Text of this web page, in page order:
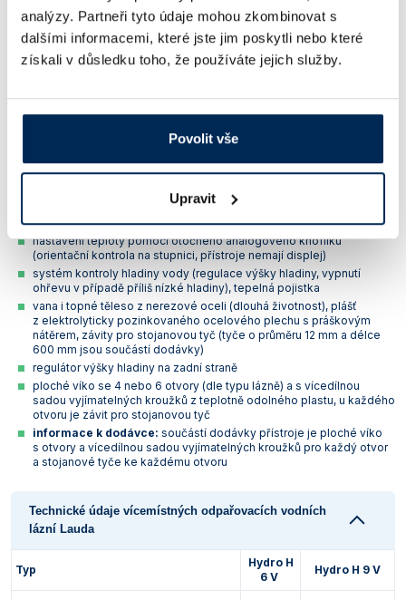
analýzy. Partneři tyto údaje mohou zkombinovat s
dalšími informacemi, které jste jim poskytli nebo které
získali v důsledku toho, že používáte jejich služby.
Povolit vše
Upravit
Vícemístné vodní lázně Lauda jsou určeny pro šetrné odpařování
z Erlenmeyerových baněk a kádinek. Jsou vybaveny plochým víkem
vhodné i pro nepřetržitý provoz.
Základní charakteristika odpařovacích vodních lázní
Lauda H 6 V a H 9 V:
je 4místný,typ H 9 V
teplotní rozsah: 25 – 100 °C (nejméně však +5 °C nad teplotou okolí)
nastavení teploty pomocí otočného analogového knoflíku
(orientační kontrola na stupnici, přístroje nemají displej)
systém kontroly hladiny vody (regulace výšky hladiny, vypnutí
ohřevu v případě příliš nízké hladiny), tepelná pojistka
vana i topné těleso z nerezové oceli (dlouhá životnost), plášť
z elektrolyticky pozinkovaného ocelového plechu s práškovým
nátěrem, závity pro stojanovou tyč (tyče o průměru 12 mm a délce
600 mm jsou součástí dodávky)
regulátor výšky hladiny na zadní straně
ploché víko se 4 nebo 6 otvory (dle typu lázně) a s vícedílnou
sadou vyjímatelných kroužků z teplotně odolného plastu, u každého
otvoru je závit pro stojanovou tyč
informace k dodávce: součástí dodávky přístroje je ploché víko
s otvory a vícedílnou sadou vyjímatelných kroužků pro každý otvor
a stojanové tyče ke každému otvoru
Technické údaje vícemístných odpařovacích vodních
lázní Lauda
Typ
Hydro H
6 V
Hydro H 9 V